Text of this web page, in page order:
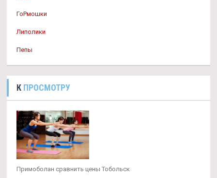
ГоРмошки
Липолики
Пепы
К ПРОСМОТРУ
Примоболан сравнить цены Тобольск